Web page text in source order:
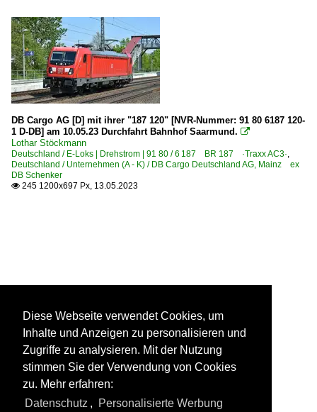
DB Cargo AG [D] mit ihrer "187 120" [NVR-Nummer: 91 80 6187 120-
1 D-DB] am 10.05.23 Durchfahrt Bahnhof Saarmund. 
Lothar Stöckmann
Deutschland / E-Loks | Drehstrom | 91 80 / 6 187 BR 187 ·Traxx AC3·,
Deutschland / Unternehmen (A - K) / DB Cargo Deutschland AG, Mainz ex
DB Schenker
 245 1200x697 Px, 13.05.2023
Diese Webseite verwendet Cookies, um
Inhalte und Anzeigen zu personalisieren und
Zugriffe zu analysieren. Mit der Nutzung
stimmen Sie der Verwendung von Cookies
zu. Mehr erfahren:
Datenschutz , Personalisierte Werbung